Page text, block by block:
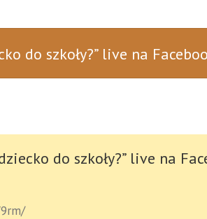
do szkoły?” live na
do szkoły?” live na